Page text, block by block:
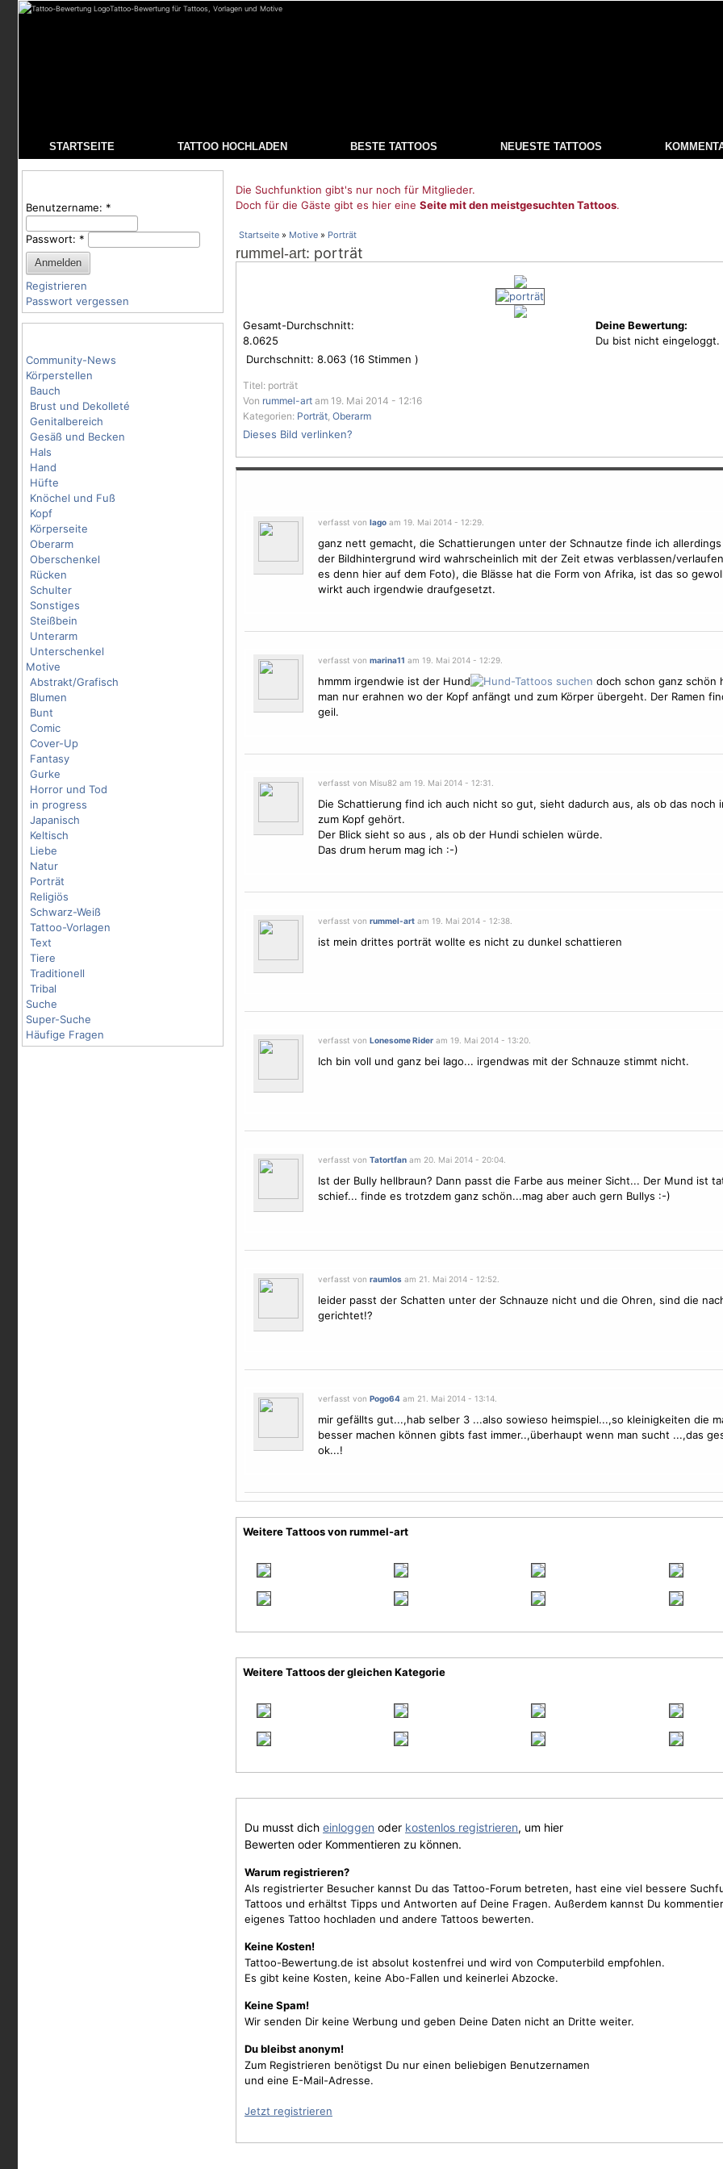
Tattoo-Bewertung für Tattoos, Vorlagen und Motive
STARTSEITE TATTOO HOCHLADEN BESTE TATTOOS NEUESTE TATTOOS
Benutzername: *
Passwort: *
Registrieren
Passwort vergessen
Community-News
Körperstellen
Bauch
Brust und Dekolleté
Genitalbereich
Gesäß und Becken
Hals
Hand
Hüfte
Knöchel und Fuß
Kopf
Körperseite
Oberarm
Oberschenkel
Rücken
Schulter
Sonstiges
Steißbein
Unterarm
Unterschenkel
Motive
Abstrakt/Grafisch
Blumen
Bunt
Comic
Cover-Up
Fantasy
Gurke
Horror und Tod
in progress
Japanisch
Keltisch
Liebe
Natur
Porträt
Religiös
Schwarz-Weiß
Tattoo-Vorlagen
Text
Tiere
Traditionell
Tribal
Suche
Super-Suche
Häufige Fragen
Die Suchfunktion gibt's nur noch für Mitglieder.
Doch für die Gäste gibt es hier eine Seite mit den meistgesuchten Tattoos.
Startseite » Motive » Porträt
rummel-art: porträt
Gesamt-Durchschnitt:
8.0625
Durchschnitt: 8.063 (16 Stimmen )
Deine Bewertung:
Du bist nicht eingeloggt.
Titel: porträt
Von rummel-art am 19. Mai 2014 - 12:16
Kategorien: Porträt, Oberarm
Dieses Bild verlinken?
verfasst von Iagoam 19. Mai 2014 - 12:29.
ganz nett gemacht, die Schattierungen unter der Schnautze finde ich
der Bildhintergrund wird wahrscheinlich mit der Zeit etwas verblassen/
es denn hier auf dem Foto), die Blässe hat die Form von Afrika, ist das so
wirkt auch irgendwie draufgesetzt.
verfasst von marina11 am 19. Mai 2014 - 12:29.
hmmm irgendwie ist der Hund
doch schon ganz schön
man nur erahnen wo der Kopf anfängt und zum Körper übergeht. Der Ramen
geil.
verfasst von Misu82 am 19. Mai 2014 - 12:31.
Die Schattierung find ich auch nicht so gut, sieht dadurch aus, als ob das noch
zum Kopf gehört.
Der Blick sieht so aus , als ob der Hundi schielen würde.
Das drum herum mag ich :-)
verfasst von rummel-artam 19. Mai 2014 - 12:38.
ist mein drittes porträt wollte es nicht zu dunkel schattieren
verfasst von Lonesome Rideram 19. Mai 2014 - 13:20.
Ich bin voll und ganz bei Iago... irgendwas mit der Schnauze stimmt nicht.
verfasst von Tatortfanam 20. Mai 2014 - 20:04.
Ist der Bully hellbraun? Dann passt die Farbe aus meiner Sicht... Der Mund ist
schief... finde es trotzdem ganz schön...mag aber auch gern Bullys :-)
verfasst von raumlosam 21. Mai 2014 - 12:52.
leider passt der Schatten unter der Schnauze nicht und die Ohren, sind die
gerichtet!?
verfasst von Pogo64am 21. Mai 2014 - 13:14.
mir gefällts gut...,hab selber 3 ...also sowieso heimspiel...,so kleinigkeiten die
besser machen können gibts fast immer..,überhaupt wenn man sucht ...,das
ok...!
Weitere Tattoos von rummel-art
Weitere Tattoos der gleichen Kategorie
Du musst dich einloggen oder kostenlos registrieren, um hier
Bewerten oder Kommentieren zu können.
Warum registrieren?
Als registrierter Besucher kannst Du das Tattoo-Forum betreten, hast eine viel bessere
Tattoos und erhältst Tipps und Antworten auf Deine Fragen. Außerdem kannst Du
eigenes Tattoo hochladen und andere Tattoos bewerten.
Keine Kosten!
Tattoo-Bewertung.de ist absolut kostenfrei und wird von Computerbild empfohlen.
Es gibt keine Kosten, keine Abo-Fallen und keinerlei Abzocke.
Keine Spam!
Wir senden Dir keine Werbung und geben Deine Daten nicht an Dritte weiter.
Du bleibst anonym!
Zum Registrieren benötigst Du nur einen beliebigen Benutzernamen
und eine E-Mail-Adresse.
Jetzt registrieren